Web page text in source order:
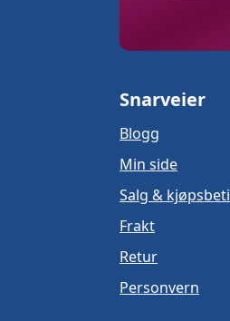
Snarveier
Blogg
Min side
Salg &
Frakt
Retur
Personvern